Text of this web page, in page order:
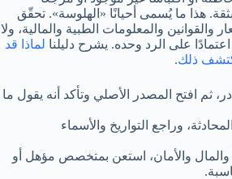
هذا ما يُسمى أحيانًا «الهلوسة». تحقّق
والقوانين والمعلومات الطبية والمالية، ولا
على الرد وحده. يشرح دليلنا لماذا قد
.
ثم افتح المصدر الأصلي وتأكد أنه يقول ما
وراجع التواريخ والأسماء
والأمان، استعن بمتخصص مؤهل أو